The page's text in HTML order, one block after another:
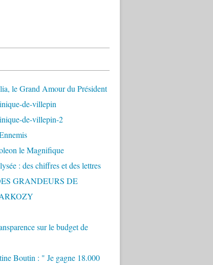
le Grand Amour du Président
de-villepin
de-villepin-2
le Magnifique
: des chiffres et des lettres
GRANDEURS DE
sur le budget de
Boutin : " Je gagne 18.000